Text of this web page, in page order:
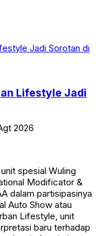
Lifestyle Jadi
2026
spesial Wuling
Modificator &
dalam partisipasinya
Auto Show atau
Lifestyle, unit
baru terhadap